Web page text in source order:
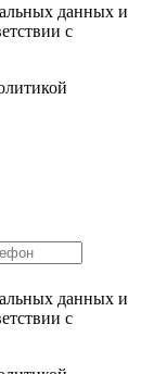
данных и
с
данных и
с